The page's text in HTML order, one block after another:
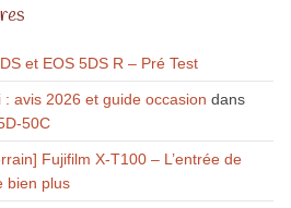
et EOS 5DS R – Pré Test
avis 2026 et guide occasion dans
50C
Fujifilm X-T100 – L’entrée de
bien plus